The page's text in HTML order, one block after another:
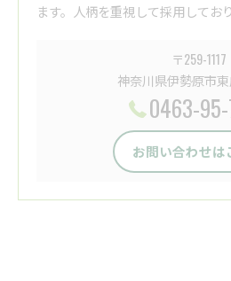
ます。人柄を重視して採用してお
〒259-1117
神奈川県伊勢原市東
0463-
お問い合わせは